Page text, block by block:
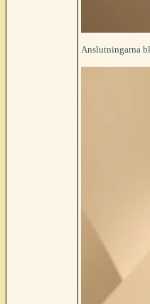
Anslutningarna